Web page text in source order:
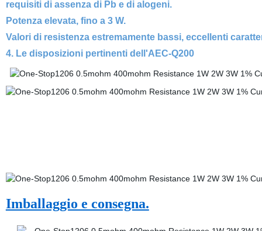
requisiti di assenza di Pb e di alogeni.
Potenza elevata, fino a 3 W.
Valori di resistenza estremamente bassi, eccellenti
4. Le disposizioni pertinenti dell'AEC-Q200
Imballaggio e consegna.